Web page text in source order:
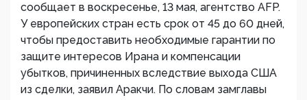
сообщает в воскресенье, 13 мая, агентство AFP.
У европейских стран есть срок от 45 до 60 дней,
чтобы предоставить необходимые гарантии по
защите интересов Ирана и компенсации
убытков, причиненных вследствие выхода США
из сделки, заявил Аракчи. По словам замглавы